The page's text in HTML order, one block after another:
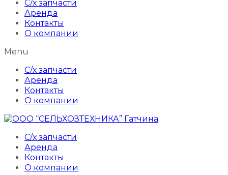
С/х запчасти
Аренда
Контакты
О компании
Menu
С/х запчасти
Аренда
Контакты
О компании
С/х запчасти
Аренда
Контакты
О компании